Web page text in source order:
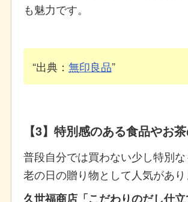
も魅力です。
出典： 無印良品
【3】特別感のある食品やお
普段自分では買わない少し特別
老の日の贈り物として人気があり
久世福商店「こだわりのだし仕